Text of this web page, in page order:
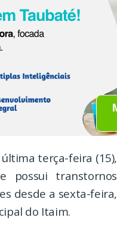
terça-feira (15),
possui transtornos
desde a sexta-feira,
do Itaim.